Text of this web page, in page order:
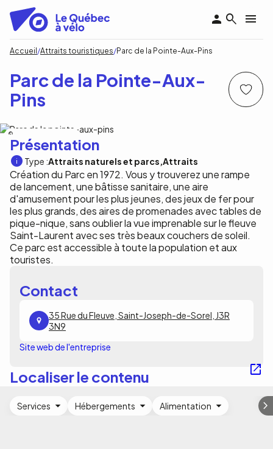
contenu
principal
Fil
d'Ariane
Accueil Attraits touristiques Parc de la Pointe-Aux-Pins
Parc de la Pointe-Aux-
Pins
Présentation
Type :Attraits naturels et parcs Attraits
Création du Parc en 1972. Vous y trouverez une rampe
de lancement, une bâtisse sanitaire, une aire
d'amusement pour les plus jeunes, des jeux de fer pour
les plus grands, des aires de promenades avec tables de
pique-nique, sans oublier la vue imprenable sur le fleuve
Saint-Laurent avec ses très beaux couchers de soleil.
Ce parc est accessible à toute la population et aux
touristes.
Contact
35 Rue du Fleuve, Saint-Joseph-de-Sorel, J3R
3N9
Site web de l'entreprise
Localiser le contenu
Services Hébergements Alimentation